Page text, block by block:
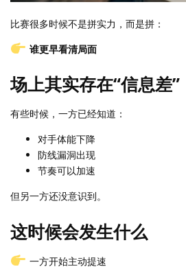
比赛很多时候不是拼实力，而是拼：
谁更早看清局面
场上其实存在“信息差”
有些时候，一方已经知道：
对手体能下降
防线漏洞出现
节奏可以加速
但另一方还没意识到。
这时候会发生什么
一方开始主动提速